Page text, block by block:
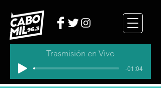
Trasmisión en Vivo
-01:04